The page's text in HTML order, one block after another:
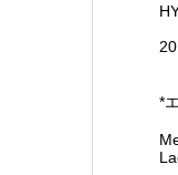
*